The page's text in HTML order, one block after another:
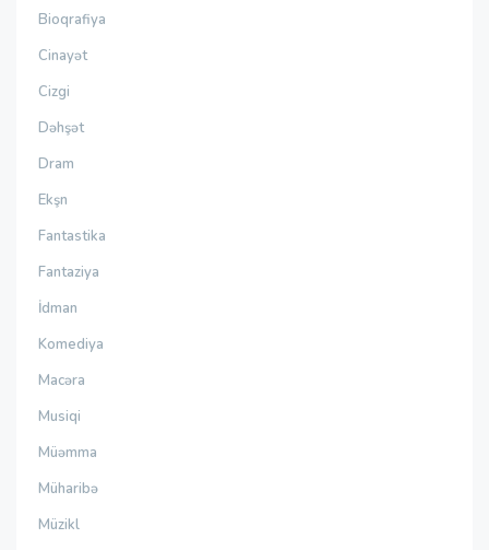
Bioqrafiya
Cinayət
Cizgi
Dəhşət
Dram
Ekşn
Fantastika
Fantaziya
İdman
Komediya
Macəra
Musiqi
Müəmma
Müharibə
Müzikl